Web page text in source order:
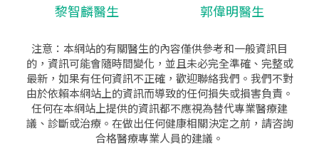
黎智麟醫生 郭偉明醫生
注意：本網站的有關醫生的內容僅供參考和一般資訊目
的，資訊可能會隨時間變化，並且未必完全準確、完整或
最新，如果有任何資訊不正確，歡迎聯絡我們。我們不對
由於依賴本網站上的資訊而導致的任何損失或損害負責。
任何在本網站上提供的資訊都不應視為替代專業醫療建
議、診斷或治療。在做出任何健康相關決定之前，請咨詢
合格醫療專業人員的建議。